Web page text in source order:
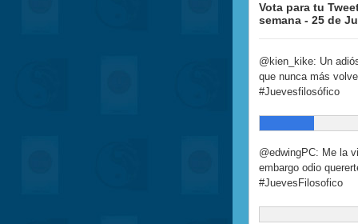
Vota para tu
semana - 25 de
@kien_kike: Un
que nunca más
#Juevesfilosófico
@edwingPC: Me la
embargo odio
#JuevesFilosofico